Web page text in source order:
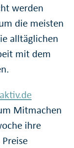
werden
die meisten
alltäglichen
mit dem
Mitmachen
ihre